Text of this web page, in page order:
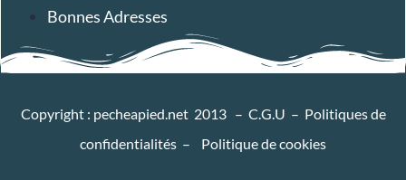
Bonnes Adresses
Copyright : pecheapied.net 2013 – C.G.U – Politiques de
confidentialités – Politique de cookies